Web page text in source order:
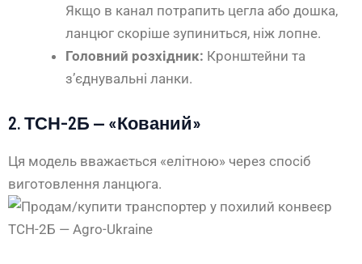
Якщо в канал потрапить цегла або дошка,
ланцюг скоріше зупиниться, ніж лопне.
Головний розхідник: Кронштейни та
з’єднувальні ланки.
2. ТСН-2Б — «Кований»
Ця модель вважається «елітною» через спосіб
виготовлення ланцюга.